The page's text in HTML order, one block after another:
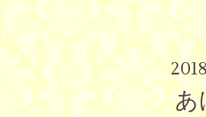
あ